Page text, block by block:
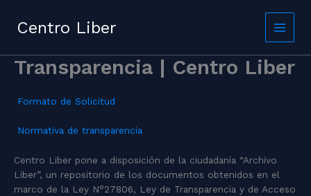
contentCentro Liber
Transparencia | Centro Liber
Formato de Solicitud
Normativa de transparencia
Centro Liber pone a disposición de la ciudadanía “Archivo
Liber”, un repositorio de los documentos obtenidos en el
marco de la Ley N°27806, Ley de Transparencia y de Acceso